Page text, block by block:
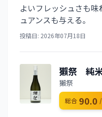
よいフレッシュさも
ュアンスも与える。
投稿日: 2026年07月18日
獺祭 純
獺祭
総合 90.0